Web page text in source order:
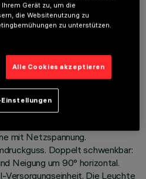
mit Netzspannung.
Doppelt schwenkbar:
Neigung um 90° horizontal.
Versorgungseinheit. Die Leuchte
Gerät zu, um die
die Websitenutzung zu
zu unterstützen.
Alle Cookies akzeptieren